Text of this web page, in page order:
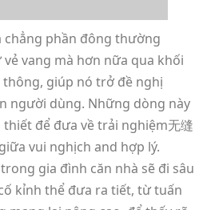
chẳng phần đông thường
vang mà hơn nữa qua khối
giúp nó trở đề nghị
người dùng. Những dòng này
để đưa về trải nghiệm无缝
vui nghịch and hợp lý.
gia đình căn nhà sẽ đi sâu
kỉnh thể đưa ra tiết, từ tuấn